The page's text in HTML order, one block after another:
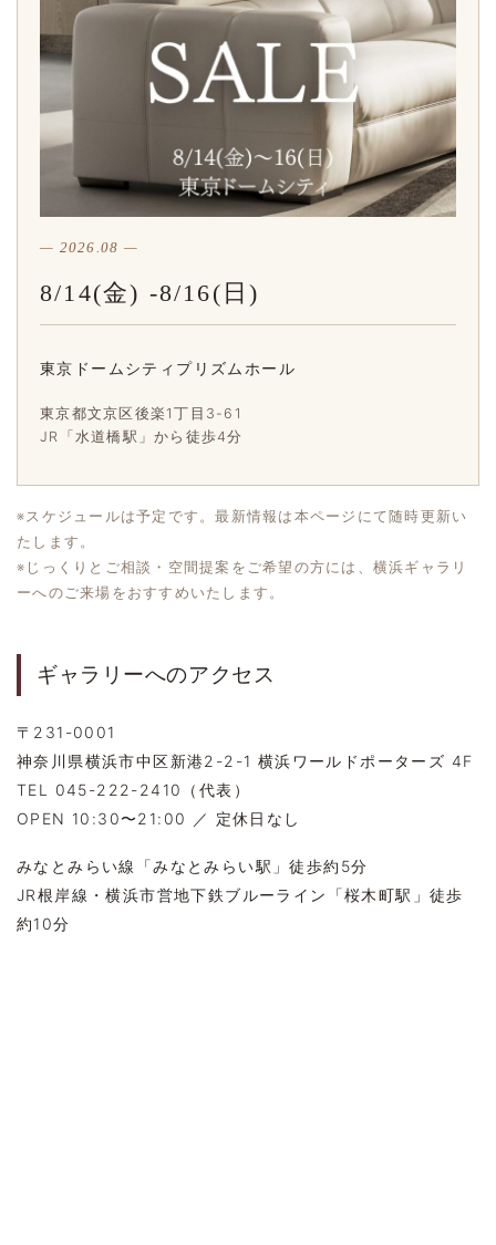
— 2026.08 —
8/14(金) -8/16(日)
東京ドームシティプリズムホール
東京都文京区後楽1丁目3-61
JR「水道橋駅」から徒歩4分
※スケジュールは予定です。最新情報は本ページにて随時更新い
たします。
※じっくりとご相談・空間提案をご希望の方には、横浜ギャラリ
ーへのご来場をおすすめいたします。
ギャラリーへのアクセス
〒231-0001
神奈川県横浜市中区新港2-2-1 横浜ワールドポーターズ 4F
TEL 045-222-2410（代表）
OPEN 10:30〜21:00 ／ 定休日なし
みなとみらい線「みなとみらい駅」徒歩約5分
JR根岸線・横浜市営地下鉄ブルーライン「桜木町駅」徒歩
約10分